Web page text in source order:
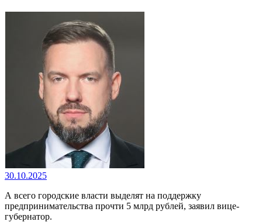
30.10.2025
А всего городские власти выделят на поддержку
предпринимательства прочти 5 млрд рублей, заявил вице-
губернатор.